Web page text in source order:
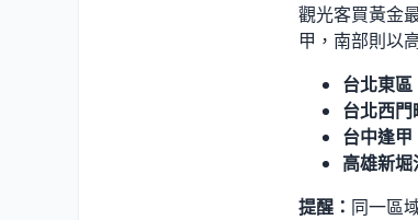
觀光客買黃金
甲，南部則以
台北東區
台北西門
台中逢甲
高雄新堀
提醒： 同一區